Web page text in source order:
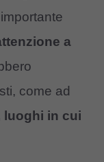
a
come ad
luoghi in cui